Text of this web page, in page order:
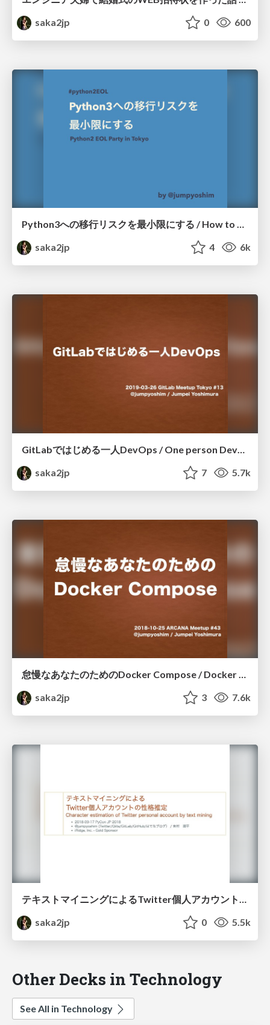
saka2jp
0 600
Python3への移行リスクを最小限にする / How to Reduce Risk with Upgrading to Python3
saka2jp
4 6k
saka2jp
7 5.7k
怠慢なあなたのためのDocker Compose / Docker Compose for Lazy people
saka2jp
3 7.6k
テキストマイニングによるTwitter個人アカウントの性格推定 / Personal character estimation with Twitter - PyConJP 2018
saka2jp
0 5.5k
Other Decks in Technology
See All in Technology